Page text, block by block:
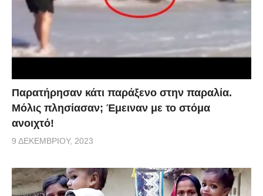
Παρατήρησαν κάτι παράξενο στην παραλία.
Μόλις πλησίασαν; Έμειναν με το στόμα
ανοιχτό!
9 ΔΕΚΕΜΒΡΊΟΥ, 2023